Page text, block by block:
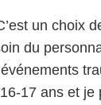
un choix
du
17 ans et je